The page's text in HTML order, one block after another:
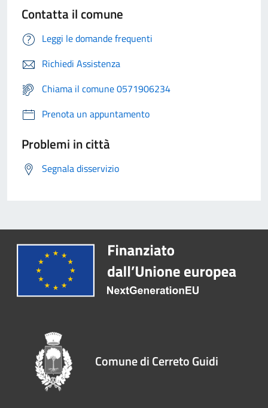
Contatta il comune
Leggi le domande frequenti
Richiedi Assistenza
Chiama il comune 0571906234
Prenota un appuntamento
Problemi in città
Segnala disservizio
Comune di Cerreto Guidi